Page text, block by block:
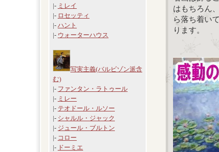
|- ミレイ
|- ロセッティ
|- ハント
|- ウォーターハウス
写実主義(バルビゾン派含
む)
|- ファンタン・ラトゥール
|- ミレー
|- テオドール・ルソー
|- シャルル・ジャック
|- ジュール・ブルトン
|- コロー
|- ドーミエ
はもちろん
ら落ち着い
ります。